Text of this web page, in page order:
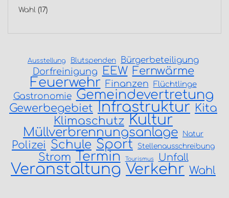
Wahl (17)
Ausstellung Blutspenden Bürgerbeteiligung
Dorfreinigung EEW Fernwärme
Feuerwehr Finanzen Flüchtlinge
Gastronomie Gemeindevertretung
Gewerbegebiet Infrastruktur Kita
Klimaschutz Kultur
Müllverbrennungsanlage Natur
Polizei Schule Sport Stellenausschreibung
Strom Termin Tourismus Unfall
Veranstaltung Verkehr Wahl